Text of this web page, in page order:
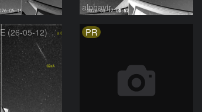
alphavir
(26-05-12) PR